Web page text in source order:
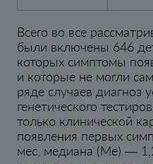
Всего во все
были включены 646
которых симптомы
и которые не могли
ряде случаев диагноз
генетического
только клинической
появления первых
мес, медиана (Me) —